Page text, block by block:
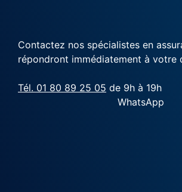
Contactez nos spécialistes en
répondront immédiatement à votre
Tél. 01 80 89 25 05 de 9h à 19h
WhatsApp